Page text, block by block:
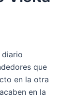
diario
que
en la otra
en la